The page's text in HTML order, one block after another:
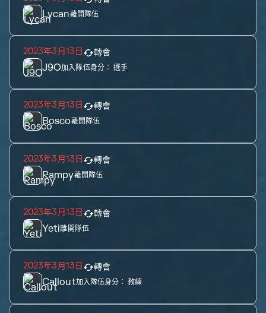
Lycan離開隊伍
2023年3月13日 轉會
J9O加入隊伍身分： 選手
2023年3月13日 轉會
Bosco離開隊伍
2023年3月13日 轉會
Rampy離開隊伍
2023年3月13日 轉會
Yeti離開隊伍
2023年3月13日 轉會
Callout加入隊伍身分： 教練